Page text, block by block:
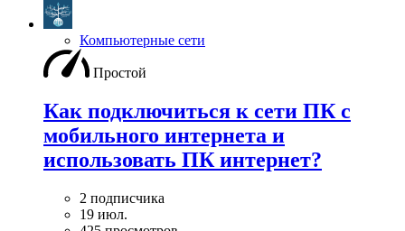
Компьютерные сети
Простой
Как подключиться к сети ПК с
мобильного интернета и
использовать ПК интернет?
2 подписчика
19 июл.